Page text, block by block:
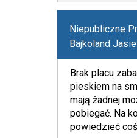
Niepubliczne
Bajkoland
Brak placu
pieskiem na
mają żadnej
pobiegać. Na
powiedzieć